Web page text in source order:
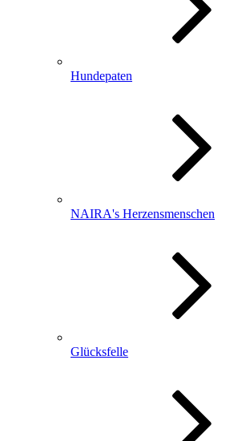
Hundepaten
NAIRA's Herzensmenschen
Glücksfelle